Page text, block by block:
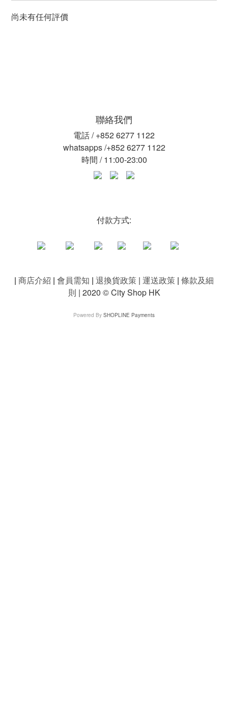
尚未有任何評價
聯絡我們
電話 / +852 6277 1122
whatsapps /+852 6277 1122
時間 / 11:00-23:00
付款方式:
| 商店介紹 | 會員需知 | 退換貨政策 | 運送政策 | 條款及細
則 | 2020 © City Shop HK
Powered By SHOPLINE Payments